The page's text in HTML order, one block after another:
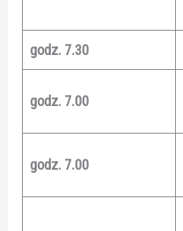
godz. 7.30
godz. 7.00
godz. 7.00